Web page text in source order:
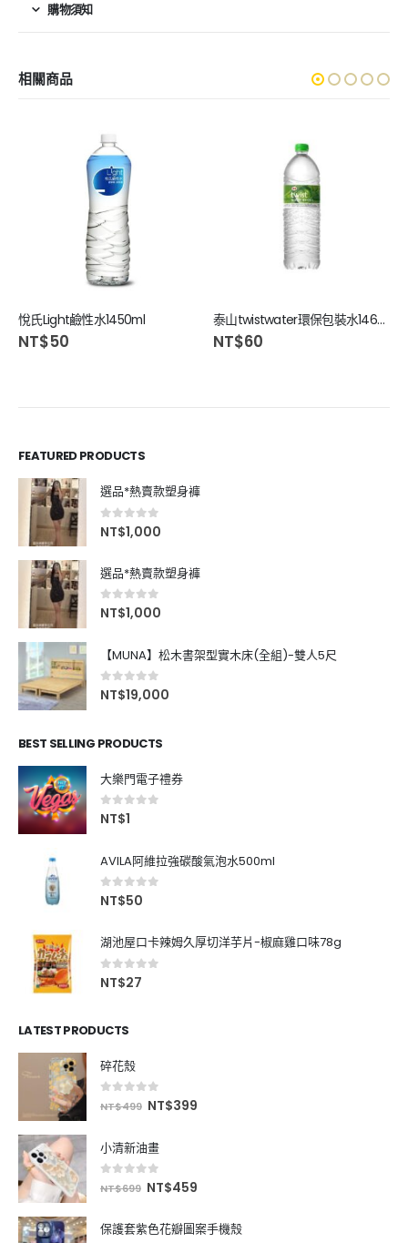
購物須知
相關商品
悅氏Light鹼性水1450ml
NT$50
泰山twistwater環保包裝水1460ml
NT$60
FEATURED PRODUCTS
選品*熱賣款塑身褲
0out of 5
NT$1,000
選品*熱賣款塑身褲
0out of 5
NT$1,000
【MUNA】松木書架型實木床(全組)-雙人5尺
0out of 5
NT$19,000
BEST SELLING PRODUCTS
大樂門電子禮券
0out of 5
NT$1
AVILA阿維拉強碳酸氣泡水500ml
0out of 5
NT$50
湖池屋口卡辣姆久厚切洋芋片-椒麻雞口味78g
0out of 5
NT$27
LATEST PRODUCTS
碎花殼
out of 5
NT$499 NT$399
小清新油畫
out of 5
NT$699 NT$459
保護套紫色花瓣圖案手機殼